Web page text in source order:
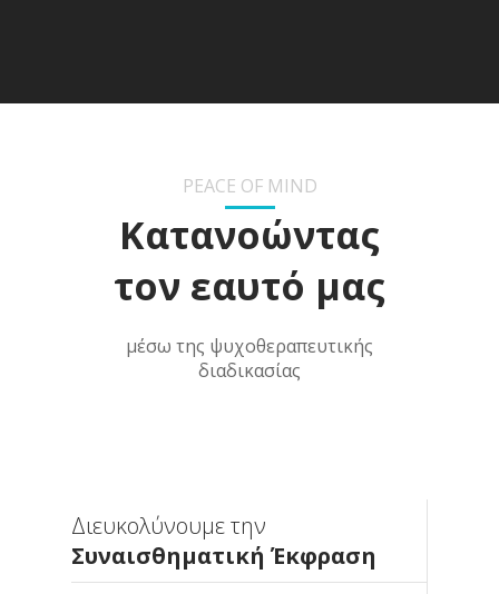
PEACE OF MIND
Κατανοώντας
τον εαυτό μας
μέσω της ψυχοθεραπευτικής
διαδικασίας
Διευκολύνουμε την
Συναισθηματική Έκφραση